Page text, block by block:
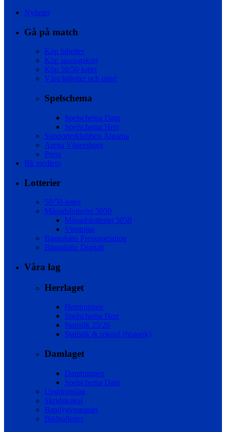
Nyheter
Gå på match
Köp biljetter
Köp säsongskort
Köp 50/50-lotter
Våra biljetter och entré
Spelschema
Spelschema Dam
Spelschema Herr
Supporterklubben Älgarna
Arena Vänersborg
Press
Bli medlem
Lotterier
50/50-lotter
Månadslotteriet 5050
Månadslotteriet 5050
Vinstplan
Bingolotto Prenumeration
Bingolotto Digitalt
Våra lag
Herrlaget
Herrtruppen
Spelschema Herr
Statistik 25/26
Statistik & rekord (historik)
Damlaget
Damtruppen
Spelschema Dam
Ungdomslag
Skridskokul
Bandygymnasiet
Bildgallerier